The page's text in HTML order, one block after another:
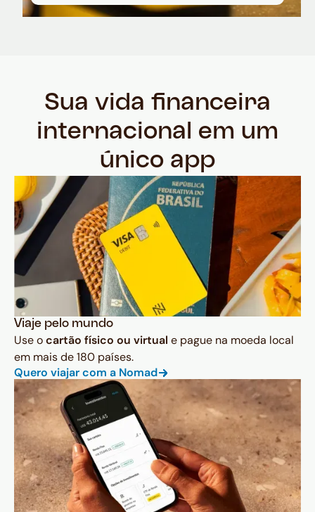
Sua vida financeira
internacional em um
único app
Viaje pelo mundo
Use ocartão físico ou virtual e pague na moeda local
em mais de 180 países.
Quero viajar com a Nomad